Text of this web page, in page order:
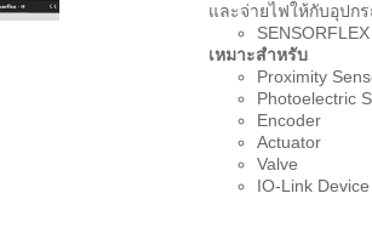
และจ่ายไฟให้กับอุปก
เหมาะสำหรับ
Proximity
Photoelectric
Encoder
Actuator
Valve
IO-Link Device